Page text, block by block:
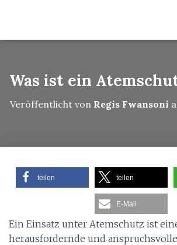
Was ist ein
Veröffentlicht von Regis Fwansoni
teilen teilen
E-Mail
Ein Einsatz unter Atemschutz ist
herausfordernde und